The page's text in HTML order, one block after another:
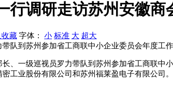
行调研走访苏州安徽商
收藏 字体： 小 标准 大 超大
队到苏州参加省工商联中小企业委员会年度工
、一级巡视员罗力带队到苏州参加省工商联
工业股份有限公司和苏州福莱盈电子有限公司。